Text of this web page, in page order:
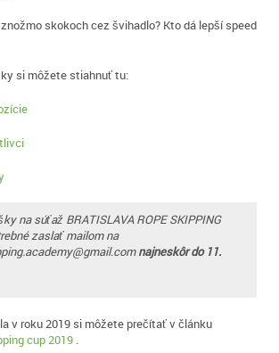
skokoch cez švihadlo? Kto dá lepší speed
si môžete stiahnuť tu:
na súťaž BRATISLAVA ROPE SKIPPING
zaslať mailom na
najneskôr do 11.
v roku 2019 si môžete prečítať v článku
cup 2019 .